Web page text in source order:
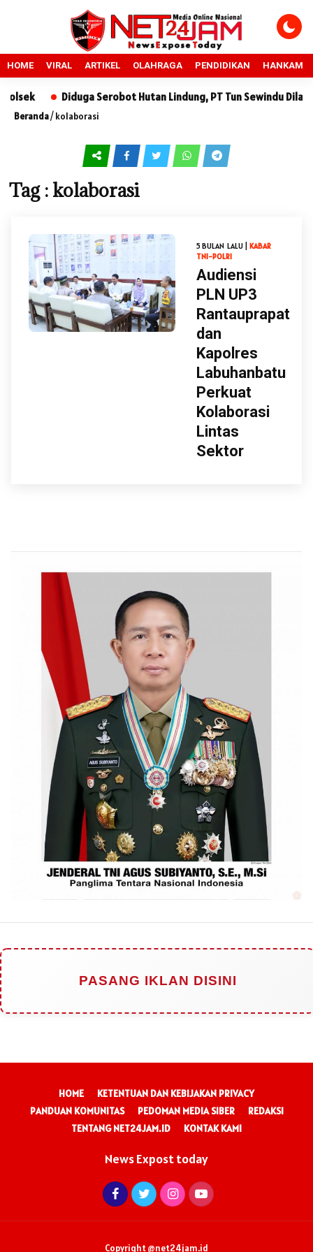
HOME VIRAL ARTIKEL OLAHRAGA PENDIDIKAN HANKAM
Diduga Serobot Hutan Lindung, PT Tun Sewindu
Beranda/kolaborasi
Tag : kolaborasi
5 BULAN LALU | KABAR
TNI-POLRI
Audiensi
PLN UP3
Rantauprapat
dan
Kapolres
Labuhanbatu
Perkuat
Kolaborasi
Lintas
Sektor
PASANG IKLAN DISINI
HOME
KETENTUAN DAN KEBIJAKAN PRIVACY
PANDUAN KOMUNITAS
PEDOMAN MEDIA SIBER
REDAKSI
TENTANG NET24JAM.ID
KONTAK KAMI
News Expost today
Copyright @net24jam.id